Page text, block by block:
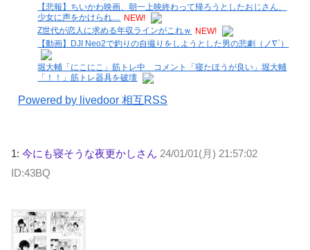
【悲報】ちいかわ映画、朝一上映終わって帰ろうとしたおじさん、
少女に声をかけられ… NEW!
Z世代が恋人に求める年収ラインがこれｗ NEW!
【動画】DJI Neo2で釣りの自撮りをしようとした男の悲劇（ノ∇`）
堀大輔「にこにこ」筋トレ中 コメント「寝たほうが良い」堀大輔
「！！」筋トレ器具を破壊
Powered by livedoor 相互RSS
1: 今にも寝そうな夜更かしさん 24/01/01(月) 21:57:02
ID:43BQ